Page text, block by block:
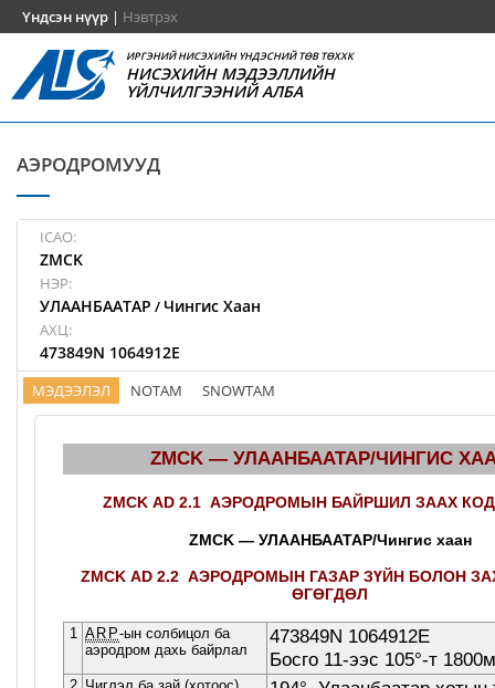
Үндсэн нүүр | Нэвтрэх
ИРГЭНИЙ НИСЭХИЙН ҮНДЭСНИЙ ТӨВ ТӨХХК
НИСЭХИЙН МЭДЭЭЛЛИЙН
ҮЙЛЧИЛГЭЭНИЙ АЛБА
АЭРОДРОМУУД
ICAO:
ZMCK
НЭР:
УЛААНБААТАР / Чингис Хаан
АХЦ:
473849N 1064912E
МЭДЭЭЛЭЛ NOTAM SNOWTAM